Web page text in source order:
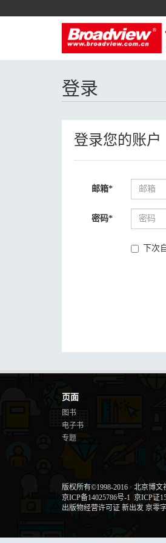
登录
登录您的账户
邮箱*
密码*
下次
页面
图书
电子书
专题
版权所有©1998-2016 · 北京博文
京ICP备14025786号-1 京ICP证
出版物经营许可证 新出发 京零